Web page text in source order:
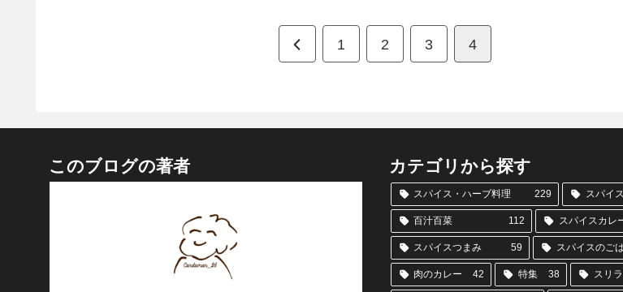
前 1 2 3 4
このブログの著者 カテゴリから探す
スパイス・ハーブ料理 229 スパイ
百汁百菜 112 スパイスカレ
スパイスつまみ 59 スパイスのご
肉のカレー 42 特集 38 スリ